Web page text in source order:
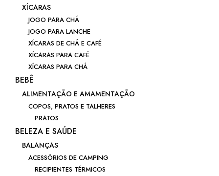
XÍCARAS
JOGO PARA CHÁ
JOGO PARA LANCHE
XÍCARAS DE CHÁ E CAFÉ
XÍCARAS PARA CAFÉ
XÍCARAS PARA CHÁ
BEBÊ
ALIMENTAÇÃO E AMAMENTAÇÃO
COPOS, PRATOS E TALHERES
PRATOS
BELEZA E SAÚDE
BALANÇAS
ACESSÓRIOS DE CAMPING
RECIPIENTES TÉRMICOS